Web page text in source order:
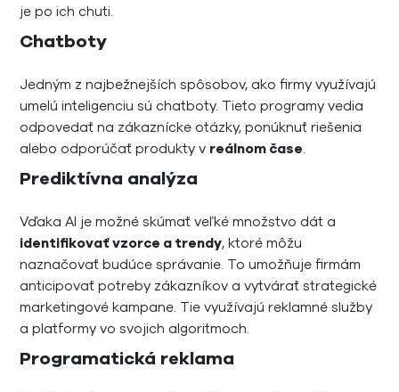
je po ich chuti.
Chatboty
Jedným z najbežnejších spôsobov, ako firmy využívajú
umelú inteligenciu sú chatboty. Tieto programy vedia
odpovedať na zákaznícke otázky, ponúknuť riešenia
alebo odporúčať produkty v reálnom čase.
Prediktívna analýza
Vďaka AI je možné skúmať veľké množstvo dát a
identifikovať vzorce a trendy, ktoré môžu
naznačovať budúce správanie. To umožňuje firmám
anticipovať potreby zákazníkov a vytvárať strategické
marketingové kampane. Tie využívajú reklamné služby
a platformy vo svojich algoritmoch.
Programatická reklama